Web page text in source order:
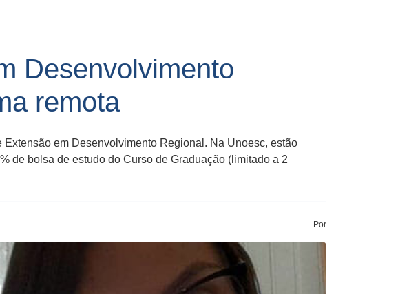
Desenvolvimento
remota
em Desenvolvimento Regional. Na Unoesc, estão
de bolsa de estudo do Curso de Graduação (limitado a 2
Por